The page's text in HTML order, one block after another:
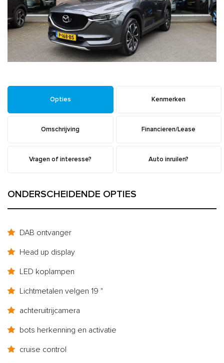
Opties Kenmerken
Omschrijving Financieren/Lease
Vragen of interesse? Auto inruilen?
ONDERSCHEIDENDE OPTIES
DAB ontvanger
Head up display
LED koplampen
Lichtmetalen velgen 19 "
achteruitrijcamera
bots herkenning en activatie
cruise control